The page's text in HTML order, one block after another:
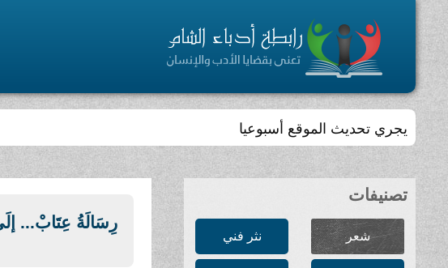
يجري تحديث الموقع أسبوعيا
تصنيفات
شعر نثر فني
رِسَالَةُ عِتَابْ...